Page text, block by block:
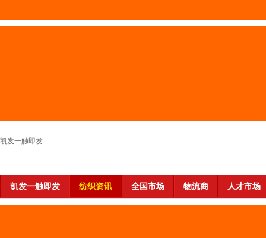
凯发一触即发
凯发一触即发 纺织资讯 全国市场 物流商 人才市场